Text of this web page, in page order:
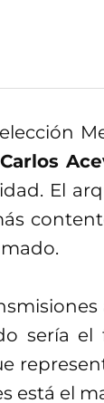
El
sería
está el